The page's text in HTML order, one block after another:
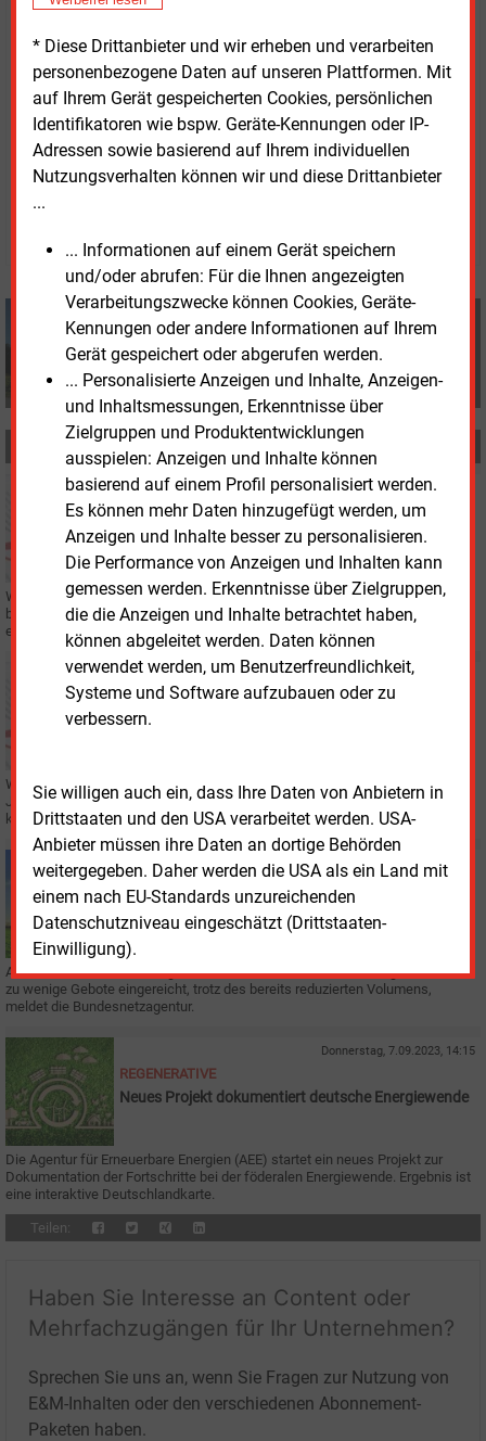
* Diese Drittanbieter und wir erheben und verarbeiten
personenbezogene Daten auf unseren Plattformen. Mit
auf Ihrem Gerät gespeicherten Cookies, persönlichen
Identifikatoren wie bspw. Geräte-Kennungen oder IP-
Adressen sowie basierend auf Ihrem individuellen
Nutzungsverhalten können wir und diese Drittanbieter
...
... Informationen auf einem Gerät speichern
und/oder abrufen: Für die Ihnen angezeigten
Verarbeitungszwecke können Cookies, Geräte-
Kennungen oder andere Informationen auf Ihrem
Gerät gespeichert oder abgerufen werden.
... Personalisierte Anzeigen und Inhalte, Anzeigen-
und Inhaltsmessungen, Erkenntnisse über
Zielgruppen und Produktentwicklungen
ausspielen: Anzeigen und Inhalte können
basierend auf einem Profil personalisiert werden.
Es können mehr Daten hinzugefügt werden, um
Anzeigen und Inhalte besser zu personalisieren.
Die Performance von Anzeigen und Inhalten kann
gemessen werden. Erkenntnisse über Zielgruppen,
die die Anzeigen und Inhalte betrachtet haben,
können abgeleitet werden. Daten können
verwendet werden, um Benutzerfreundlichkeit,
Systeme und Software aufzubauen oder zu
verbessern.
Sie willigen auch ein, dass Ihre Daten von Anbietern in
Drittstaaten und den USA verarbeitet werden. USA-
Anbieter müssen ihre Daten an dortige Behörden
weitergegeben. Daher werden die USA als ein Land mit
einem nach EU-Standards unzureichenden
Datenschutzniveau eingeschätzt (Drittstaaten-
Einwilligung).
das OVG über die Untätigkeitsklagen entscheiden
und zwingt damit das Stalu gegebenenfalls zu einer
Genehmigung.
Mittwoch, 6.09.2023, 16:55 Uhr
Volker Stephan
Volker Stephan
+49 (0) 8152 9311 0
info@energie-und-management.de
Freitag, 12.01.2024, 16:52
RECHT
Korona an Stromtrassen legt Windkraftanlagen nicht
lahm
Wenn Stromleitungen bei Nacht und Regen das Korona-Brummen
bekommen, müssen Windkraftanlagen in der Nähe nicht still stehen. Ein
entsprechendes Lärm-Urteil hat das OVG
Münster gefällt.
Freitag, 27.10.2023, 16:26
RECHT
Phantom-Windturbine wird nach Bau zur großen
Wettrennen gehen oft schnell zu Ende. Bei zwei Windturbinen aber war zwölf
Jahre unklar, wer zuerst da war und der anderen im Wind stehen darf. Ein
kurioser Rechtsstreit ist nun vorbei.
Freitag, 8.09.2023, 13:28
Auch für die Ausschreibungen für Windkraft an Land zum 1. August wurden
zu wenige Gebote eingereicht, trotz des bereits reduzierten Volumens,
meldet die Bundesnetzagentur.
Donnerstag, 7.09.2023, 14:15
REGENERATIVE
Neues Projekt dokumentiert deutsche Energiewende
Die Agentur für Erneuerbare Energien (AEE) startet ein neues Projekt zur
Dokumentation der Fortschritte bei der föderalen Energiewende. Ergebnis ist
eine interaktive Deutschlandkarte.
Teilen:
Haben Sie Interesse an Content oder
Mehrfachzugängen für Ihr Unternehmen?
Sprechen Sie uns an, wenn Sie Fragen zur Nutzung von
E&M-Inhalten oder den verschiedenen Abonnement-
Paketen haben.